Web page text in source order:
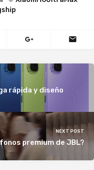
rápida y diseño
NEXT POST
premium de JBL?